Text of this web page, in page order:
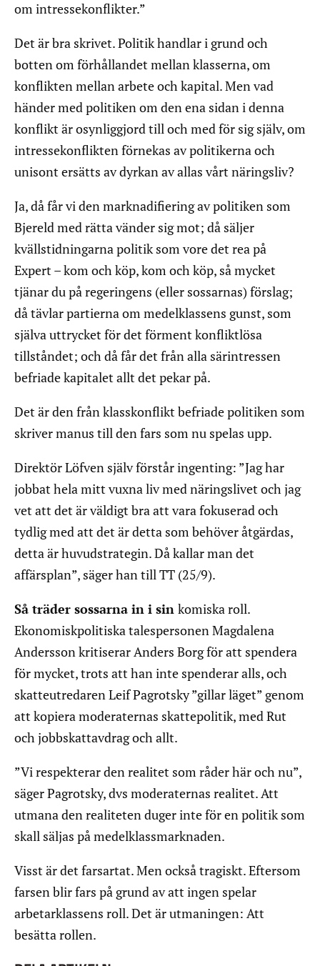
om intressekonflikter.”
Det är bra skrivet. Politik handlar i grund och
botten om förhållandet mellan klasserna, om
konflikten mellan arbete och kapital. Men vad
händer med politiken om den ena sidan i denna
konflikt är osynliggjord till och med för sig själv, om
intressekonflikten förnekas av politikerna och
unisont ersätts av dyrkan av allas vårt näringsliv?
Ja, då får vi den marknadifiering av politiken som
Bjereld med rätta vänder sig mot; då säljer
kvällstidningarna politik som vore det rea på
Expert – kom och köp, kom och köp, så mycket
tjänar du på regeringens (eller sossarnas) förslag;
då tävlar partierna om medelklassens gunst, som
själva uttrycket för det förment konfliktlösa
tillståndet; och då får det från alla särintressen
befriade kapitalet allt det pekar på.
Det är den från klasskonflikt befriade politiken som
skriver manus till den fars som nu spelas upp.
Direktör Löfven själv förstår ingenting: ”Jag har
jobbat hela mitt vuxna liv med näringslivet och jag
vet att det är väldigt bra att vara fokuserad och
tydlig med att det är detta som behöver åtgärdas,
detta är huvudstrategin. Då kallar man det
affärsplan”, säger han till TT (25/9).
Så träder sossarna in i sin komiska roll.
Ekonomiskpolitiska talespersonen Magdalena
Andersson kritiserar Anders Borg för att spendera
för mycket, trots att han inte spenderar alls, och
skatteutredaren Leif Pagrotsky ”gillar läget” genom
att kopiera moderaternas skattepolitik, med Rut
och jobbskattavdrag och allt.
”Vi respekterar den realitet som råder här och nu”,
säger Pagrotsky, dvs moderaternas realitet. Att
utmana den realiteten duger inte för en politik som
skall säljas på medelklassmarknaden.
Visst är det farsartat. Men också tragiskt. Eftersom
farsen blir fars på grund av att ingen spelar
arbetarklassens roll. Det är utmaningen: Att
besätta rollen.